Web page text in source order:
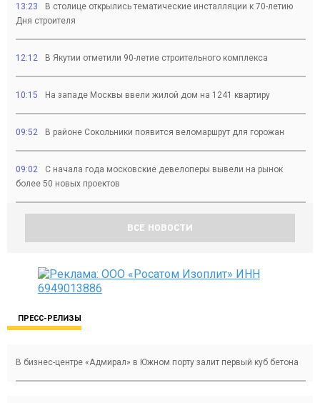
13:23
В столице открылись тематические инсталляции к 70-летию
Дня строителя
12:12 В Якутии отметили 90-летие строительного комплекса
10:15 На западе Москвы ввели жилой дом на 1241 квартиру
09:52 В районе Сокольники появится веломаршрут для горожан
09:02
С начала года московские девелоперы вывели на рынок
более 50 новых проектов
ВСЕ НОВОСТИ
ПРЕСС-РЕЛИЗЫ
В бизнес-центре «Адмирал» в Южном порту залит первый куб бетона